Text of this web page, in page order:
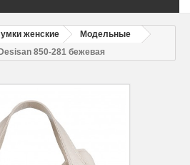
женские
Модельные
850-281 бежевая